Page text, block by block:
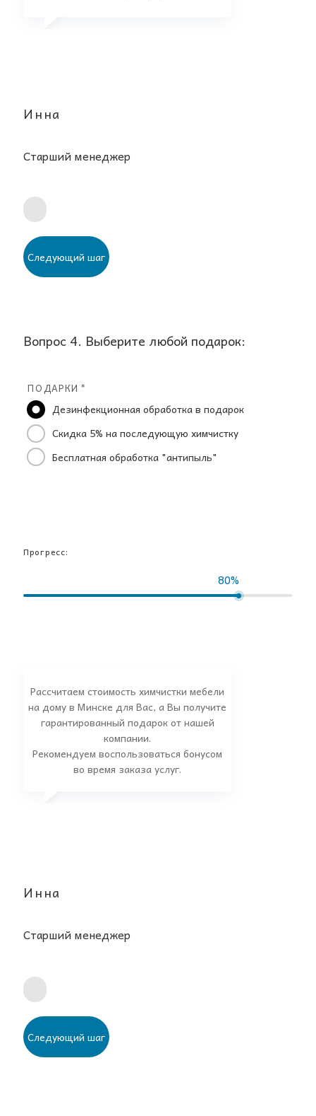
Инна
Старший менеджер
Следующий шаг
Вопрос 4. Выберите любой подарок:
ПОДАРКИ *
Дезинфекционная обработка в подарок
Скидка 5% на последующую химчистку
Бесплатная обработка "антипыль"
Прогресс:
80%
Рассчитаем стоимость химчистки мебели
на дому в Минске для Вас, а Вы получите
гарантированный подарок от нашей
компании.
Рекомендуем воспользоваться бонусом
во время заказа услуг.
Инна
Старший менеджер
Следующий шаг